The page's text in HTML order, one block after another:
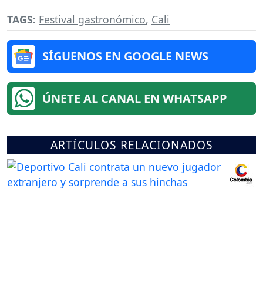
TAGS: Festival gastronómico, Cali
SÍGUENOS EN GOOGLE NEWS
ÚNETE AL CANAL EN WHATSAPP
ARTÍCULOS RELACIONADOS